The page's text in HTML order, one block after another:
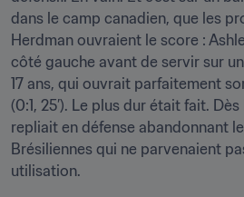
dans le camp canadien, que les
Herdman ouvraient le score :
côté gauche avant de servir sur
17 ans, qui ouvrait parfaitement
(0:1, 25’). Le plus dur était fait.
repliait en défense abandonnant
Brésiliennes qui ne parvenaient
utilisation.